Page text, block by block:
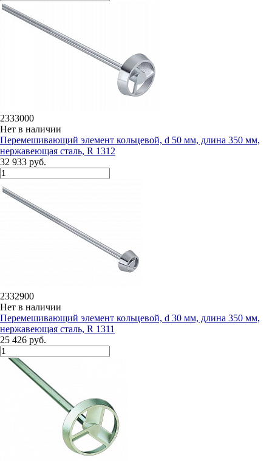
2333000
Нет в наличии
Перемешивающий элемент кольцевой, d 50 мм, длина 350 мм,
нержавеющая сталь, R 1312
32 933 руб.
2332900
Нет в наличии
Перемешивающий элемент кольцевой, d 30 мм, длина 350 мм,
нержавеющая сталь, R 1311
25 426 руб.